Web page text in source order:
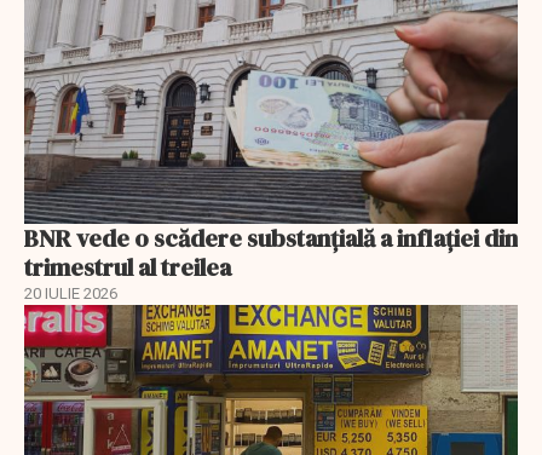
BNR vede o scădere substanţială a inflaţiei din
trimestrul al treilea
20 IULIE 2026